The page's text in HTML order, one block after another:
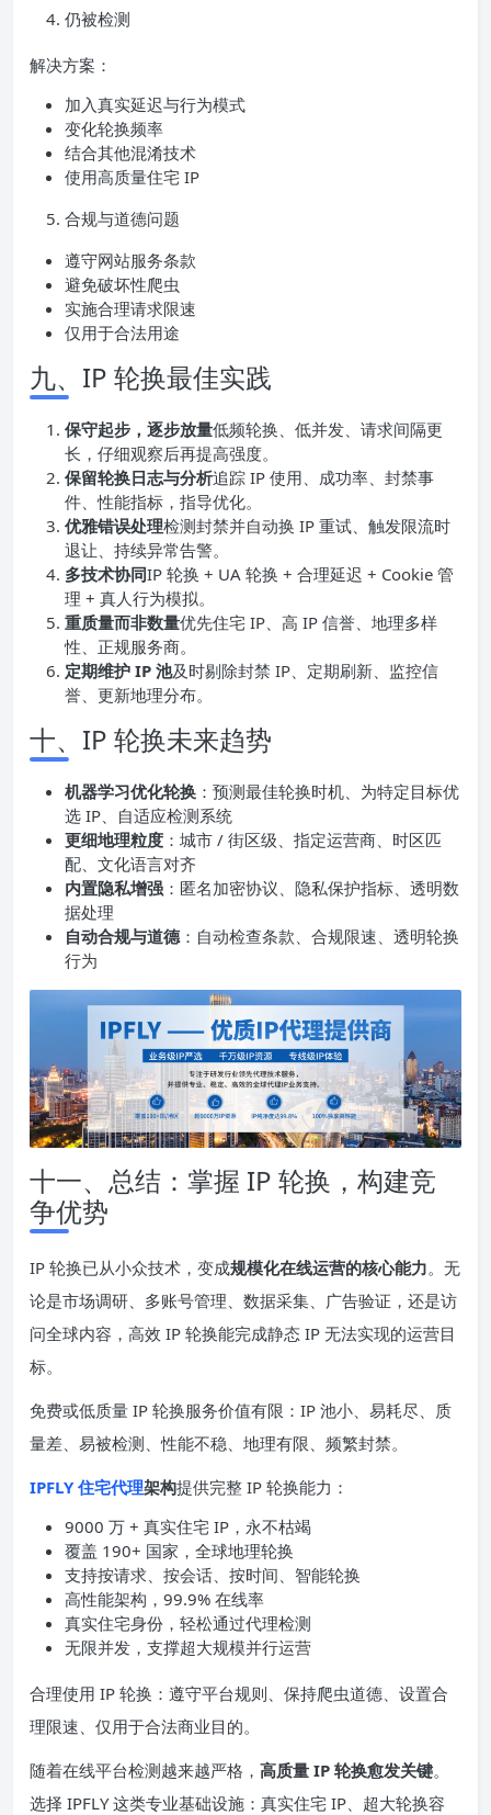
仍被检测
解决方案：
加入真实延迟与行为模式
变化轮换频率
结合其他混淆技术
使用高质量住宅 IP
合规与道德问题
遵守网站服务条款
避免破坏性爬虫
实施合理请求限速
仅用于合法用途
九、IP 轮换最佳实践
保守起步，逐步放量低频轮换、低并发、请求间隔更
长，仔细观察后再提高强度。
保留轮换日志与分析追踪 IP 使用、成功率、封禁事
件、性能指标，指导优化。
优雅错误处理检测封禁并自动换 IP 重试、触发限流时
退让、持续异常告警。
多技术协同IP 轮换 + UA 轮换 + 合理延迟 + Cookie 管
理 + 真人行为模拟。
重质量而非数量优先住宅 IP、高 IP 信誉、地理多样
性、正规服务商。
定期维护 IP 池及时剔除封禁 IP、定期刷新、监控信
誉、更新地理分布。
十、IP 轮换未来趋势
机器学习优化轮换 ：预测最佳轮换时机、为特定目标优
选 IP、自适应检测系统
更细地理粒度 ：城市 / 街区级、指定运营商、时区匹
配、文化语言对齐
内置隐私增强 ：匿名加密协议、隐私保护指标、透明数
据处理
自动合规与道德 ：自动检查条款、合规限速、透明轮换
行为
十一、总结：掌握 IP 轮换，构建竞
争优势
IP 轮换已从小众技术，变成规模化在线运营的核心能力。无
论是市场调研、多账号管理、数据采集、广告验证，还是访
问全球内容，高效 IP 轮换能完成静态 IP 无法实现的运营目
标。
免费或低质量 IP 轮换服务价值有限：IP 池小、易耗尽、质
量差、易被检测、性能不稳、地理有限、频繁封禁。
IPFLY 住宅代理架构提供完整 IP 轮换能力：
9000 万 + 真实住宅 IP，永不枯竭
覆盖 190+ 国家，全球地理轮换
支持按请求、按会话、按时间、智能轮换
高性能架构，99.9% 在线率
真实住宅身份，轻松通过代理检测
无限并发，支撑超大规模并行运营
合理使用 IP 轮换：遵守平台规则、保持爬虫道德、设置合
理限速、仅用于合法商业目的。
随着在线平台检测越来越严格， 高质量 IP 轮换愈发关键。
选择 IPFLY 这类专业基础设施：真实住宅 IP、超大轮换容